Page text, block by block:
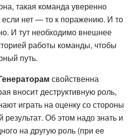
такая команда уверенно
если нет — то к поражению. И то
И тут необходимо внешнее
работы команды, чтобы
путь.
свойственна
вносит деструктивную роль,
играть на оценку со стороны
Об этом надо знать и
на другую роль (при ее